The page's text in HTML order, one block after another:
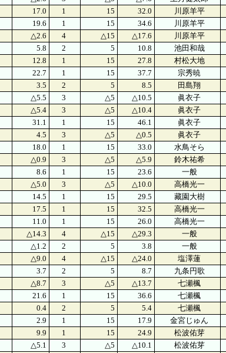
17.0 1 15 32.0 川原羊平
19.6 1 15 34.6 川原羊平
△2.6 4 △15 △17.6 川原羊平
5.8 2 5 10.8 池田和哉
12.8 1 15 27.8 村松大地
22.7 1 15 37.7 宗秀暁
3.5 2 5 8.5 田島翔
△5.5 3 △5 △10.5 眞衣子
△5.4 3 △5 △10.4 眞衣子
31.1 1 15 46.1 眞衣子
4.5 3 △5 △0.5 眞衣子
18.0 1 15 33.0 水鳥そら
△0.9 3 △5 △5.9 鈴木祐希
8.6 1 15 23.6 一般
△5.0 3 △5 △10.0 高橋光一
14.5 1 15 29.5 藏園大樹
17.5 1 15 32.5 高橋光一
11.0 1 15 26.0 高橋光一
△14.3 4 △15 △29.3 一般
△1.2 2 5 3.8 一般
△9.0 4 △15 △24.0 塩澤蓮
3.7 2 5 8.7 九条円歌
△8.7 3 △5 △13.7 七瀬楓
21.6 1 15 36.6 七瀬楓
0.4 2 5 5.4 七瀬楓
2.9 1 15 17.9 金宮じゅん
9.9 1 15 24.9 松波佑芽
△5.1 3 △5 △10.1 松波佑芽